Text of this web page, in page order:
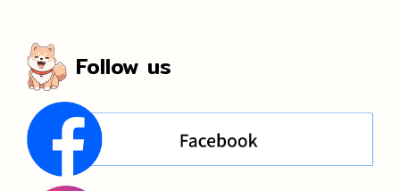
Follow us